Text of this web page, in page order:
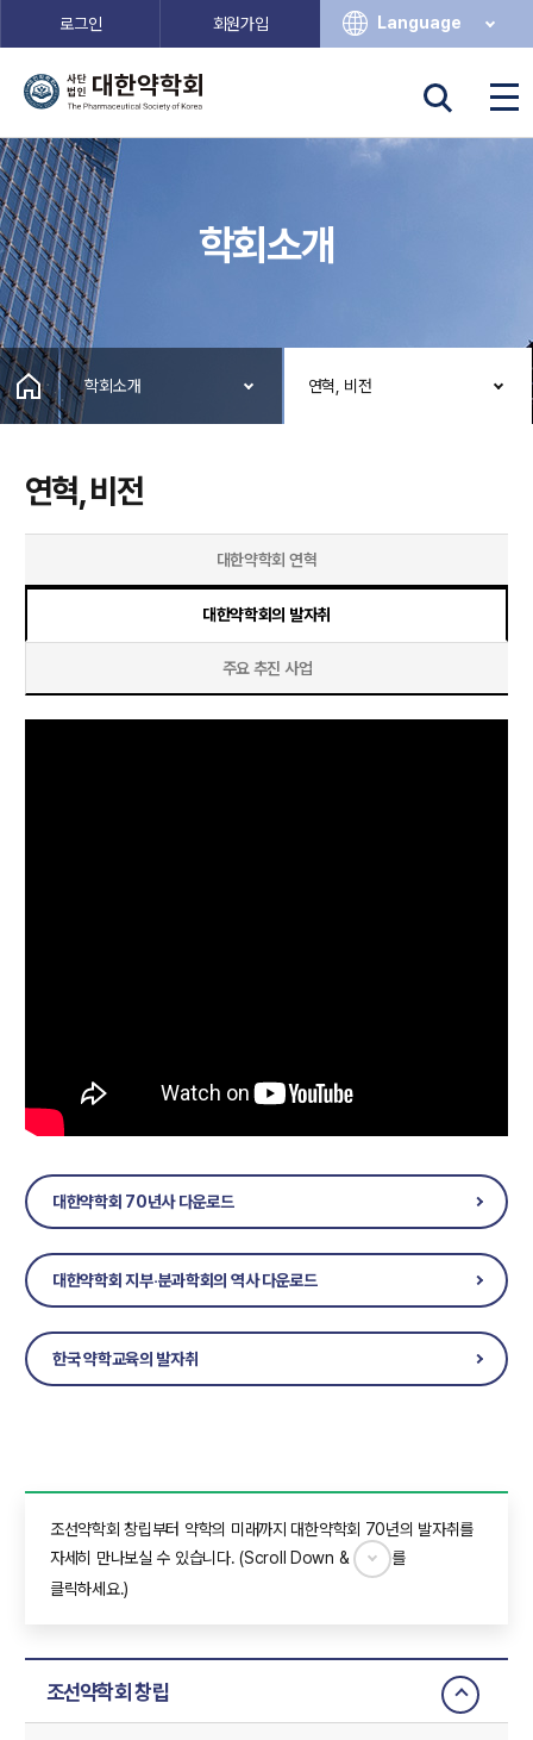
로그인 회원가입 Language
학회소개
학회소개 연혁, 비전
연혁, 비전
대한약학회 연혁
대한약학회의 발자취
주요 추진 사업
대한약학회 70년사 다운로드
대한약학회 지부‧분과학회의 역사 다운로드
한국 약학교육의 발자취
조선약학회 창립부터 약학의 미래까지 대한약학회 70년의 발자취를
자세히 만나보실 수 있습니다. (Scroll Down &
를
클릭하세요.)
조선약학회 창립